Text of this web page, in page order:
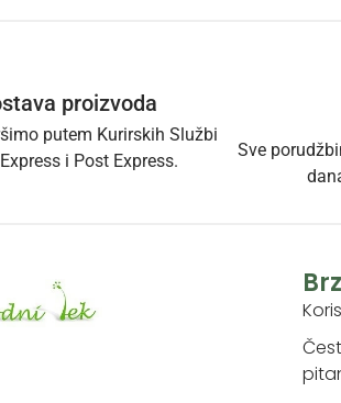
proizvoda
putem Kurirskih Službi
i Post Express.
Sve